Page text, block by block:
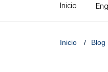
Inicio
Inicio / Blog